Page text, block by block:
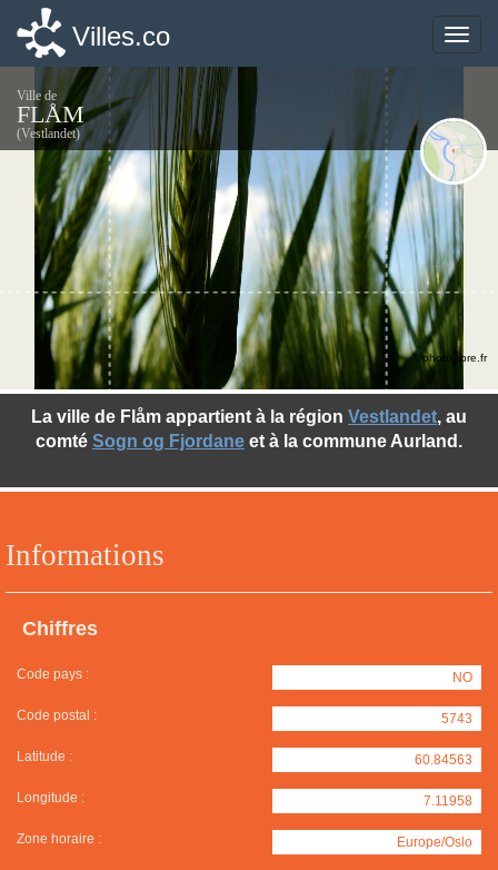
Toggle
Villes.co
Ville de
FLÅM
(Vestlandet)
Informations
Chiffres
Code pays : NO
Code postal : 5743
Latitude : 60.84563
Longitude : 7.11958
Zone horaire : Europe/Oslo
La ville de Flåm appartient à la région Vestlandet, au
comté Sogn og Fjordane et à la commune Aurland.
©photo-libre.fr
Toggle
Villes.co